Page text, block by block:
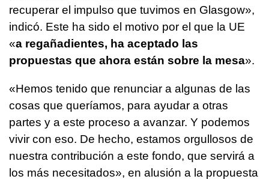
recuperar el impulso que tuvimos en Glasgow»,
indicó. Este ha sido el motivo por el que la UE
«a regañadientes, ha aceptado las
propuestas que ahora están sobre la mesa».
«Hemos tenido que renunciar a algunas de las
cosas que queríamos, para ayudar a otras
partes y a este proceso a avanzar. Y podemos
vivir con eso. De hecho, estamos orgullosos de
nuestra contribución a este fondo, que servirá a
los más necesitados», en alusión a la propuesta